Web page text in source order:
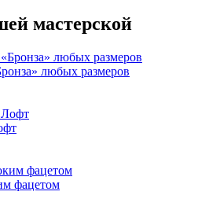
мастерской
любых размеров
фацетом